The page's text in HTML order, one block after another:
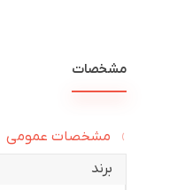
مشخصات
مشخصات عمومی
برند